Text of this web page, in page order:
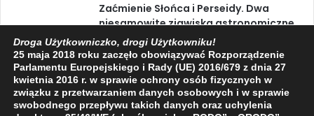
Zaćmienie Słońca i Perseidy. Dwa
niesamowite zjawiska astronomiczne
w ciągu jednego dnia!
3 sierpnia 2026 | 15:39
Facebook
X YouTube
Droga Użytkowniczko, drogi Użytkowniku!
25 maja 2018 roku zaczęło obowiązywać Rozporządzenie
Parlamentu Europejskiego i Rady (UE) 2016/679 z dnia 27
kwietnia 2016 r. w sprawie ochrony osób fizycznych w
związku z przetwarzaniem danych osobowych i w sprawie
swobodnego przepływu takich danych oraz uchylenia